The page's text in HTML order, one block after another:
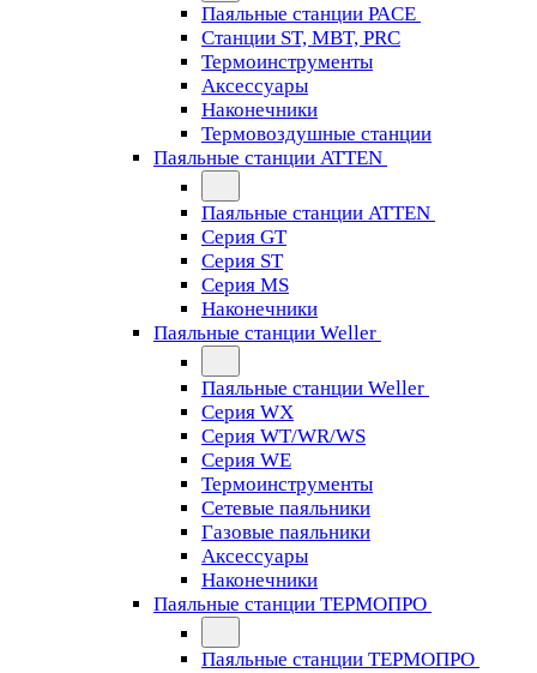
Паяльные станции PACE
Станции ST, MBT, PRC
Термоинструменты
Аксессуары
Наконечники
Термовоздушные станции
Паяльные станции ATTEN
Паяльные станции ATTEN
Серия GT
Серия ST
Серия MS
Наконечники
Паяльные станции Weller
Паяльные станции Weller
Серия WX
Серия WT/WR/WS
Серия WE
Термоинструменты
Сетевые паяльники
Газовые паяльники
Аксессуары
Наконечники
Паяльные станции ТЕРМОПРО
Паяльные станции ТЕРМОПРО